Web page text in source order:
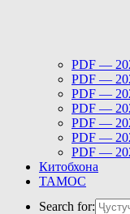
PDF —
PDF —
PDF —
PDF —
PDF —
PDF —
PDF —
Китобхона
ТАМОС
Search for: